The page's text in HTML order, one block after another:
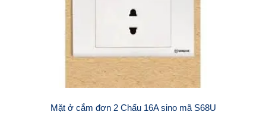
Mặt ở cắm đơn 2 Chấu 16A sino mã S68U